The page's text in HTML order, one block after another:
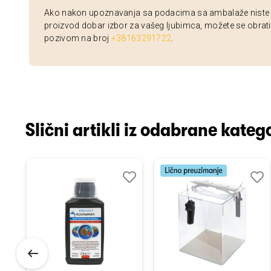
Ako nakon upoznavanja sa podacima sa ambalaže niste
proizvod dobar izbor za vašeg ljubimca, možete se
pozivom na broj +38163291722
Slični artikli iz odabrane